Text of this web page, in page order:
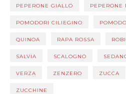
PEPERONE GIALLO PEPERONE
POMODORI CILIEGINO
QUINOA RAPA ROSSA
SALVIA SCALOGNO
VERZA ZENZERO ZUCCA
ZUCCHINE